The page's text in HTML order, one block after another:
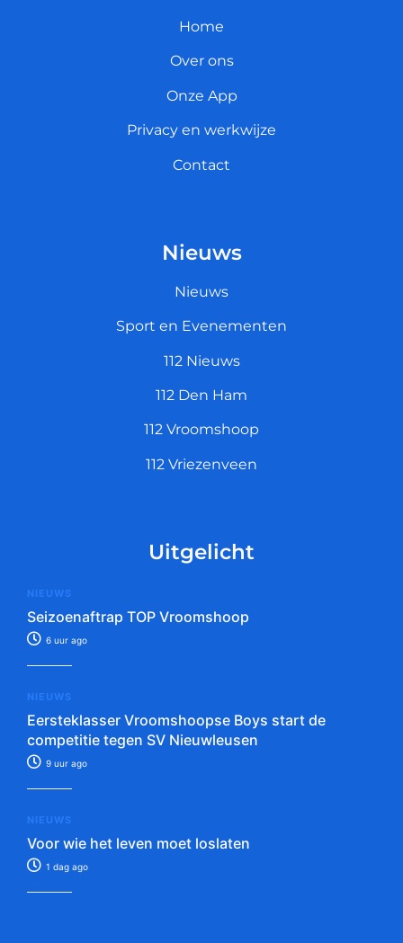
Home
Over ons
Onze App
Privacy en werkwijze
Contact
Nieuws
Nieuws
Sport en Evenementen
112 Nieuws
112 Den Ham
112 Vroomshoop
112 Vriezenveen
Uitgelicht
NIEUWS
Seizoenaftrap TOP Vroomshoop
6 uur ago
NIEUWS
Eersteklasser Vroomshoopse Boys start de
competitie tegen SV Nieuwleusen
9 uur ago
NIEUWS
Voor wie het leven moet loslaten
1 dag ago